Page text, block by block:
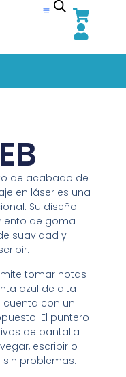
de acabado de
en láser es una
Su diseño
de goma
suavidad y
tomar notas
azul de alta
con un
El puntero
de pantalla
escribir o
problemas.